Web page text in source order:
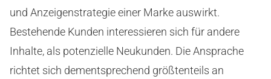
und Anzeigenstrategie einer Marke auswirkt.
Bestehende Kunden interessieren sich für andere
Inhalte, als potenzielle Neukunden. Die Ansprache
richtet sich dementsprechend größtenteils an